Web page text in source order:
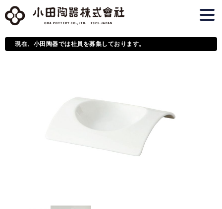
現在、小田陶器では社員を募集しております。